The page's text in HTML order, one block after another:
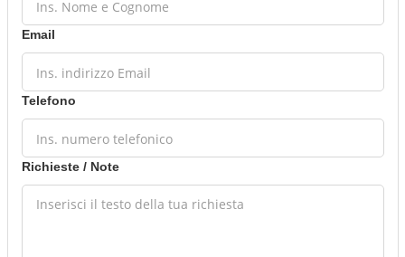
Email
Telefono
Richieste / Note